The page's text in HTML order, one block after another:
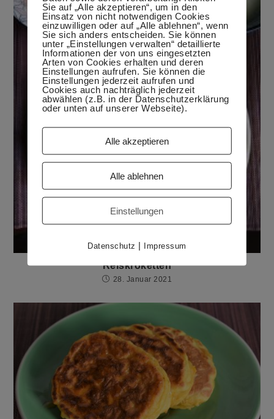
Reiskroketten
28. Januar 2021
Sie auf „Alle akzeptieren“, um in den
Einsatz von nicht notwendigen Cookies
einzuwilligen oder auf „Alle ablehnen“, wenn
Sie sich anders entscheiden. Sie können
unter „Einstellungen verwalten“ detaillierte
Informationen der von uns eingesetzten
Arten von Cookies erhalten und deren
Einstellungen aufrufen. Sie können die
Einstellungen jederzeit aufrufen und
Cookies auch nachträglich jederzeit
abwählen (z.B. in der Datenschutzerklärung
oder unten auf unserer Webseite).
Alle akzeptieren
Alle ablehnen
Einstellungen
Datenschutz | Impressum